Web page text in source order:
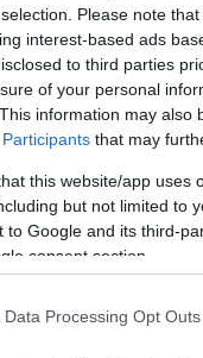
Please note
interest-based ads
to third parties
of your personal
information may also
that may
this website/app
but not limited to
to Google and its third-
consent section.
Data Processing Opt Outs
neki. Támogatni,
min megy
és csak a futballra
ezt már megtanulta
Ferguson haragjának,
miatt.
kell, ha Sir Alex